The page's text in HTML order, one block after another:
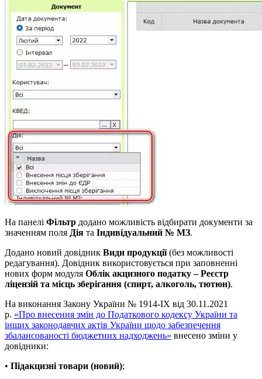
На панелі Фільтр додано можливість відбирати документи за
значенням поля Дія та Індивідуальний № МЗ.
Додано новий довідник Види продукції(без можливості
редагування). Довідник використовується при заповненні
нових форм модуля Облік акцизного податку – Реєстр
ліцензій та місць зберігання (спирт, алкоголь, тютюн).
На виконання Закону України № 1914-IX від 30.11.2021
р. «Про внесення змін до Податкового кодексу України та
інших законодавчих актів України щодо забезпечення
збалансованості бюджетних надходжень» внесено зміни у
довідники:
• Підакцизні товари (новий);